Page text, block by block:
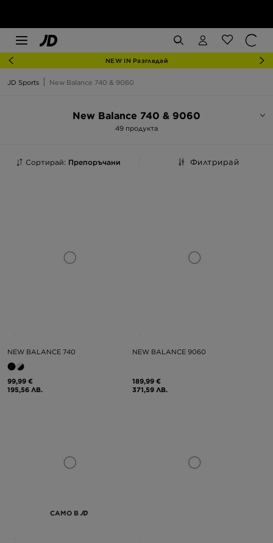
NEW IN Разгледай
JD Sports New Balance 740 & 9060
New Balance 740 & 9060
49 продукта
Сортирай: Препоръчани Филтрирай
NEW BALANCE 740
99,99 €
195,56 ЛВ.
NEW BALANCE 9060
189,99 €
371,59 ЛВ.
САМО В